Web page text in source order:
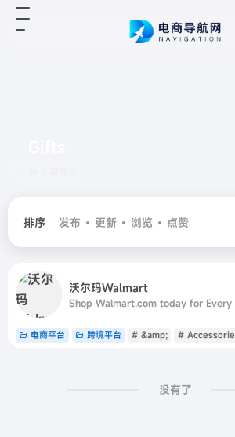
排序 发布 更新 浏览 点赞
沃尔玛Walmart
Shop Walmart.com today for Every
电商平台 跨境平台 # &amp; #
没有了